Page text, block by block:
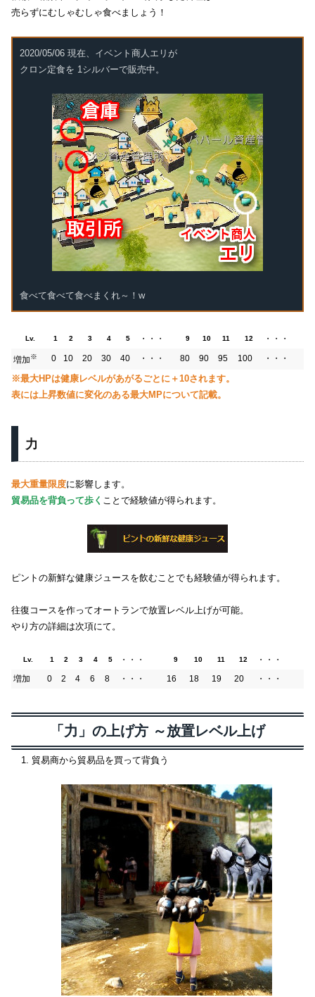
売らずにむしゃむしゃ食べましょう！
2020/05/06 現在、イベント商人エリが
クロン定食を 1シルバーで販売中。
食べて食べて食べまくれ～！w
Lv. 1 2 3 4 5 ・・・ 9 10 11 12 ・・・
増加※ 0 10 20 30 40 ・・・ 80 90 95 100 ・・・
※最大HPは健康レベルがあがるごとに＋10されます。
表には上昇数値に変化のある最大MPについて記載。
力
最大重量限度に影響します。
貿易品を背負って歩く ことで経験値が得られます。
ピントの新鮮な健康ジュースを飲むことでも経験値が得られます。
往復コースを作ってオートランで放置レベル上げが可能。
やり方の詳細は次項にて。
Lv. 1 2 3 4 5 ・・・ 9 10 11 12
・・・
増加
0 2 4 6 8 ・・・ 16 18 19 20 ・・・
「力」の上げ方 ～放置レベル上げ
貿易商から貿易品を買って背負う